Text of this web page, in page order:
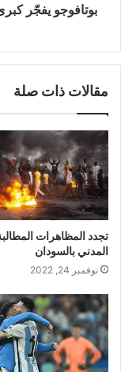
بوتافوجو يفجّر
مقالات ذات صلة
تجدد المظاهرات
المدني بالسودان
نوفمبر 24, 2022